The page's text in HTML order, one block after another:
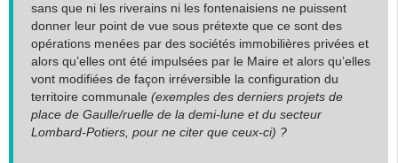
sans que ni les riverains ni les fontenaisiens ne puissent
donner leur point de vue sous prétexte que ce sont des
opérations menées par des sociétés immobilières privées et
alors qu’elles ont été impulsées par le Maire et alors qu’elles
vont modifiées de façon irréversible la configuration du
territoire communale (exemples des derniers projets de
place de Gaulle/ruelle de la demi-lune et du secteur
Lombard-Potiers, pour ne citer que ceux-ci) ?